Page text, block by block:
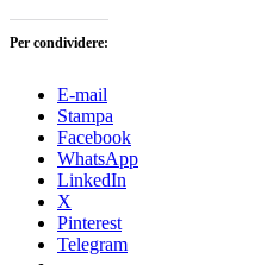
Per condividere:
E-mail
Stampa
Facebook
WhatsApp
LinkedIn
X
Pinterest
Telegram